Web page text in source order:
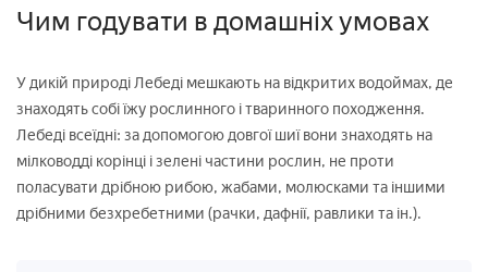
Чим годувати в домашніх умовах
У дикій природі Лебеді мешкають на відкритих водоймах, де
знаходять собі їжу рослинного і тваринного походження.
Лебеді всеїдні: за допомогою довгої шиї вони знаходять на
мілководді корінці і зелені частини рослин, не проти
поласувати дрібною рибою, жабами, молюсками та іншими
дрібними безхребетними (рачки, дафнії, равлики та ін.).